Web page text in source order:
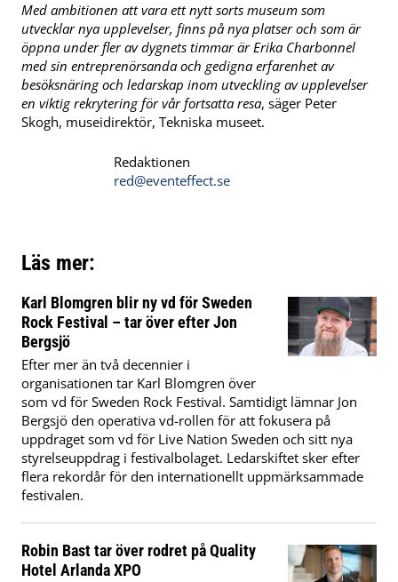
Med ambitionen att vara ett nytt sorts museum som
utvecklar nya upplevelser, finns på nya platser och som är
öppna under fler av dygnets timmar är Erika Charbonnel
med sin entreprenörsanda och gedigna erfarenhet av
besöksnäring och ledarskap inom utveckling av upplevelser
en viktig rekrytering för vår fortsatta resa, säger Peter
Skogh, museidirektör, Tekniska museet.
Redaktionen
red@eventeffect.se
Läs mer:
Karl Blomgren blir ny vd för Sweden
Rock Festival – tar över efter Jon
Bergsjö
Efter mer än två decennier i
organisationen tar Karl Blomgren över
som vd för Sweden Rock Festival. Samtidigt lämnar Jon
Bergsjö den operativa vd-rollen för att fokusera på
uppdraget som vd för Live Nation Sweden och sitt nya
styrelseuppdrag i festivalbolaget. Ledarskiftet sker efter
flera rekordår för den internationellt uppmärksammade
festivalen.
Robin Bast tar över rodret på Quality
Hotel Arlanda XPO